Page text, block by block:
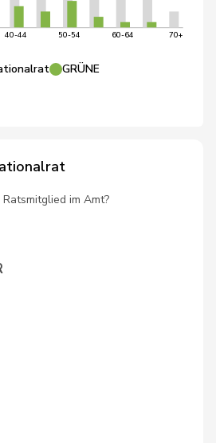
40-44 50-54 60-64 70+
GRÜNE
im Amt?